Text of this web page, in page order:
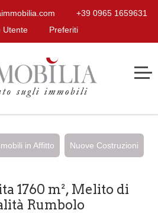
+39 0965 1659631
Utente
Preferiti
in Affitto Nuove Costruzioni
1760 m², Melito di
Rumbolo